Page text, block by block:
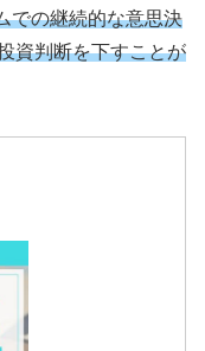
での継続的な意思決
資判断を下すことが